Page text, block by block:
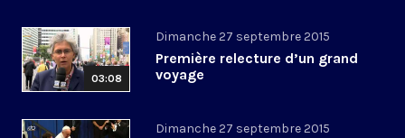
03:08
Dimanche 27 septembre 2015
Première relecture d’un grand
voyage
Dimanche 27 septembre 2015